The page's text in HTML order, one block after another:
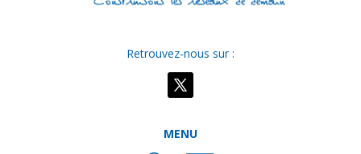
Retrouvez-nous sur :
MENU